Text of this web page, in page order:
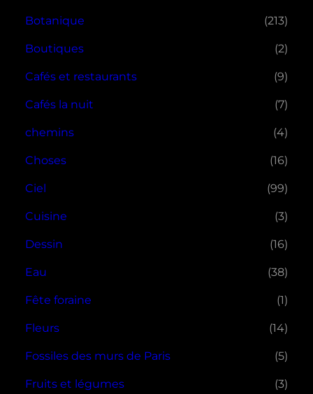
Botanique (213)
Boutiques (2)
Cafés et restaurants (9)
Cafés la nuit (7)
chemins (4)
Choses (16)
Ciel (99)
Cuisine (3)
Dessin (16)
Eau (38)
Fête foraine (1)
Fleurs (14)
Fossiles des murs de Paris (5)
Fruits et légumes (3)